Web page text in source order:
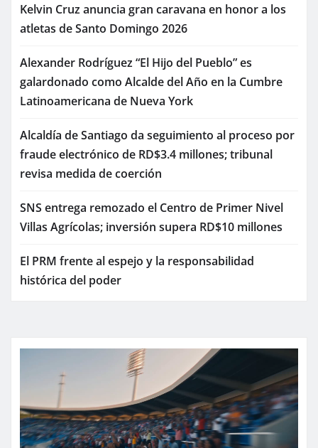
Kelvin Cruz anuncia gran caravana en honor a los
atletas de Santo Domingo 2026
Alexander Rodríguez “El Hijo del Pueblo” es
galardonado como Alcalde del Año en la Cumbre
Latinoamericana de Nueva York
Alcaldía de Santiago da seguimiento al proceso por
fraude electrónico de RD$3.4 millones; tribunal
revisa medida de coerción
SNS entrega remozado el Centro de Primer Nivel
Villas Agrícolas; inversión supera RD$10 millones
El PRM frente al espejo y la responsabilidad
histórica del poder